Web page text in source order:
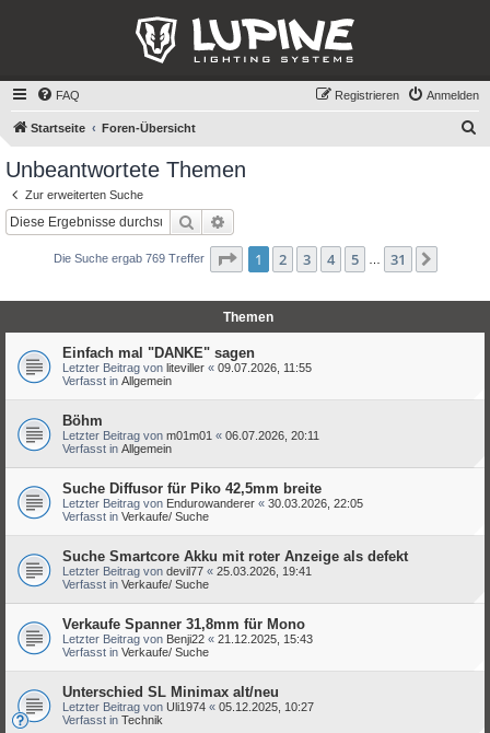
FAQ Anmelden
Registrieren
Startseite Foren-Übersicht
Unbeantwortete Themen
Zur erweiterten Suche
Suche
Die Suche ergab 769 Treffer Seite 1von 31
1 2 3 4 5 31
Themen
Einfach mal "DANKE" sagen
Letzter Beitrag von liteviller « 09.07.2026, 11:55
Verfasst in Allgemein
Böhm
Letzter Beitrag von m01m01 « 06.07.2026, 20:11
Verfasst in Allgemein
Suche Diffusor für Piko 42,5mm breite
Letzter Beitrag von Endurowanderer « 30.03.2026, 22:05
Verfasst in Verkaufe/ Suche
Suche Smartcore Akku mit roter Anzeige als defekt
Letzter Beitrag von devil77 « 25.03.2026, 19:41
Verfasst in Verkaufe/ Suche
Verkaufe Spanner 31,8mm für Mono
Letzter Beitrag von Benji22 « 21.12.2025, 15:43
Verfasst in Verkaufe/ Suche
Unterschied SL Minimax alt/neu
Letzter Beitrag von Uli1974 « 05.12.2025, 10:27
Verfasst in Technik